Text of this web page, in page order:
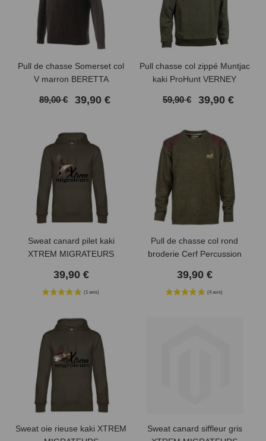
Pull de chasse Somerset col
V marron BERETTA
89,00 € 39,90 €
Pull chasse col zippé Muntjac
kaki ProHunt VERNEY
59,90 € 39,90 €
Sweat canard pilet kaki
XTREM MIGRATEURS
39,90 €
Pull de chasse col rond
broderie Cerf Percussion
39,90 €
Sweat oie rieuse kaki XTREM
Sweat canard siffleur gris